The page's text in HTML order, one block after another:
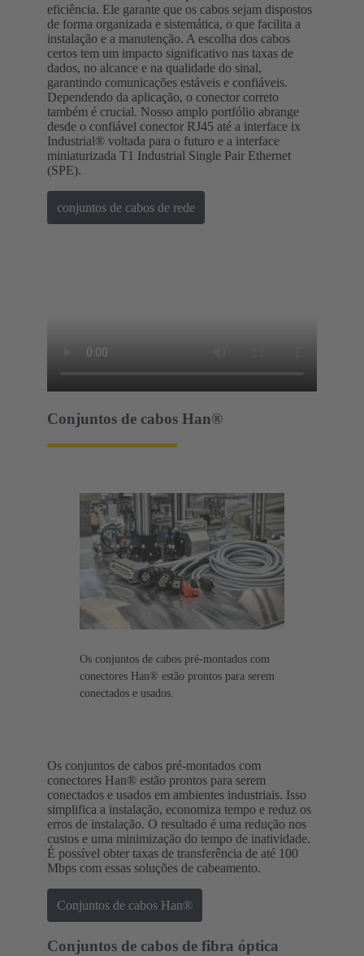
eficiência. Ele garante que os cabos sejam dispostos
de forma organizada e sistemática, o que facilita a
instalação e a manutenção. A escolha dos cabos
certos tem um impacto significativo nas taxas de
dados, no alcance e na qualidade do sinal,
garantindo comunicações estáveis e confiáveis.
Dependendo da aplicação, o conector correto
também é crucial. Nosso amplo portfólio abrange
desde o confiável conector RJ45 até a interface ix
Industrial® voltada para o futuro e a interface
miniaturizada T1 Industrial Single Pair Ethernet
(SPE).
conjuntos de cabos de rede
Conjuntos de cabos Han®
Os conjuntos de cabos pré-montados com
conectores Han® estão prontos para serem
conectados e usados.
Os conjuntos de cabos pré-montados com
conectores Han® estão prontos para serem
conectados e usados em ambientes industriais. Isso
simplifica a instalação, economiza tempo e reduz os
erros de instalação. O resultado é uma redução nos
custos e uma minimização do tempo de inatividade.
É possível obter taxas de transferência de até 100
Mbps com essas soluções de cabeamento.
Conjuntos de cabos Han®
Conjuntos de cabos de fibra óptica